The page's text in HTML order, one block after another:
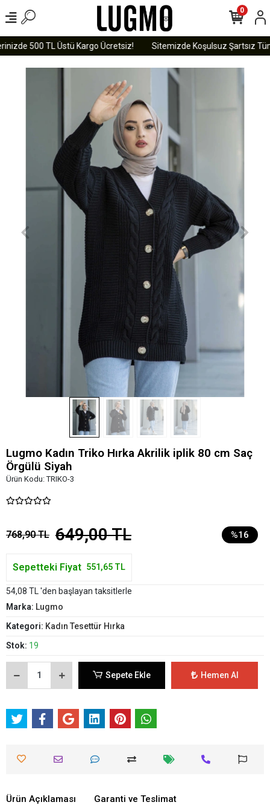
500 TL Üstü Kargo Ücretsiz! Sitemizde Koşulsuz Şartsız
0
Lugmo Kadın Triko Hırka Akrilik iplik 80 cm Saç
Örgülü Siyah
Ürün Kodu:TRIKO-3
768,90 TL 649,00 TL %16
Sepetteki Fiyat 551,65 TL
54,08 TL 'den başlayan taksitlerle
Marka: Lugmo
Kategori: Kadın Tesettür Hırka
Stok: 19
Sepete Ekle Hemen Al
Ürün Açıklaması Garanti ve Teslimat